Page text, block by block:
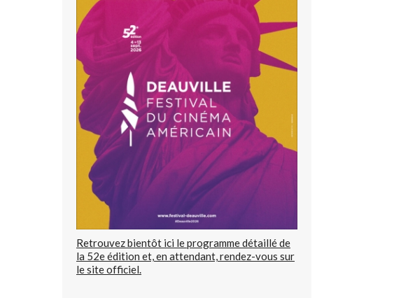
Retrouvez bientôt ici le programme détaillé de
la 52e édition et, en attendant, rendez-vous sur
le site officiel.